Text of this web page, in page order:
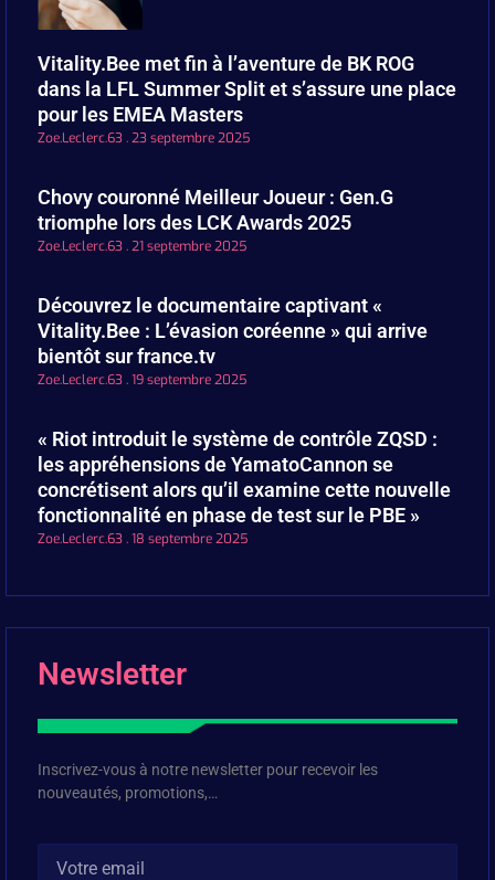
Vitality.Bee met fin à l’aventure de BK ROG
dans la LFL Summer Split et s’assure une place
pour les EMEA Masters
Zoe.Leclerc.63 23 septembre 2025
Chovy couronné Meilleur Joueur : Gen.G
triomphe lors des LCK Awards 2025
Zoe.Leclerc.63 21 septembre 2025
Découvrez le documentaire captivant «
Vitality.Bee : L’évasion coréenne » qui arrive
bientôt sur france.tv
Zoe.Leclerc.63 19 septembre 2025
« Riot introduit le système de contrôle ZQSD :
les appréhensions de YamatoCannon se
concrétisent alors qu’il examine cette nouvelle
fonctionnalité en phase de test sur le PBE »
Zoe.Leclerc.63 18 septembre 2025
Newsletter
Inscrivez-vous à notre newsletter pour recevoir les
nouveautés, promotions,…